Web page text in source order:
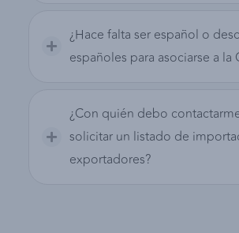
¿Hace falta ser español o
españoles para asociarse a la
¿Con quién debo
solicitar un listado de
exportadores?